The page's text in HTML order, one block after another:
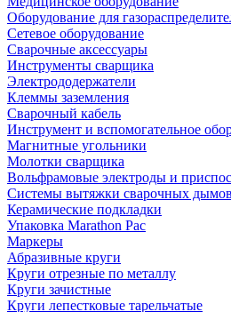
Оборудование для
Сетевое оборудование
Сварочные аксессуары
Инструменты сварщика
Электрододержатели
Клеммы заземления
Сварочный кабель
Инструмент и вспомогательное
Магнитные угольники
Молотки сварщика
Вольфрамовые электроды и
Системы вытяжки сварочных дымов
Керамические подкладки
Упаковка Marathon Pac
Маркеры
Абразивные круги
Круги отрезные по металлу
Круги зачистные
Круги лепестковые тарельчатые